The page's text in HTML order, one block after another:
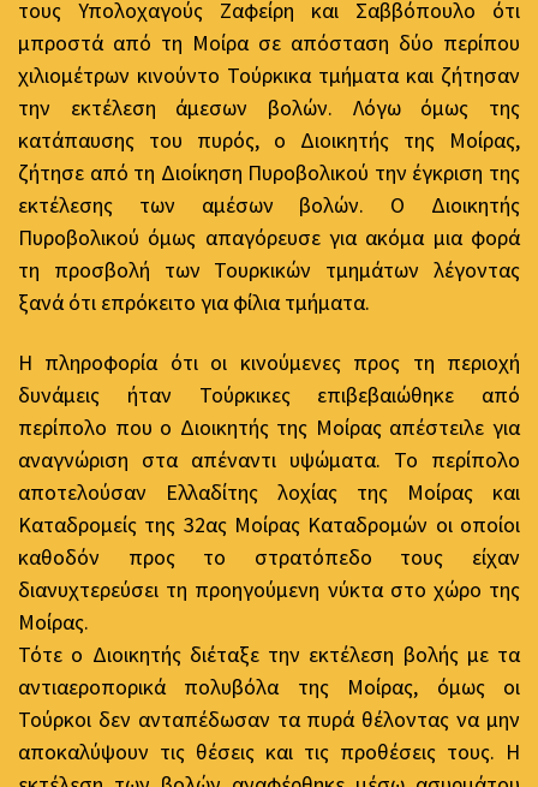
τους Υπολοχαγούς Ζαφείρη και Σαββόπουλο ότι
μπροστά από τη Μοίρα σε απόσταση δύο περίπου
χιλιομέτρων κινούντο Τούρκικα τμήματα και ζήτησαν
την εκτέλεση άμεσων βολών. Λόγω όμως της
κατάπαυσης του πυρός, ο Διοικητής της Μοίρας,
ζήτησε από τη Διοίκηση Πυροβολικού την έγκριση της
εκτέλεσης των αμέσων βολών. Ο Διοικητής
Πυροβολικού όμως απαγόρευσε για ακόμα μια φορά
τη προσβολή των Τουρκικών τμημάτων λέγοντας
ξανά ότι επρόκειτο για φίλια τμήματα.
Η πληροφορία ότι οι κινούμενες προς τη περιοχή
δυνάμεις ήταν Τούρκικες επιβεβαιώθηκε από
περίπολο που ο Διοικητής της Μοίρας απέστειλε για
αναγνώριση στα απέναντι υψώματα. Το περίπολο
αποτελούσαν Ελλαδίτης λοχίας της Μοίρας και
Καταδρομείς της 32ας Μοίρας Καταδρομών οι οποίοι
καθοδόν προς το στρατόπεδο τους είχαν
διανυχτερεύσει τη προηγούμενη νύκτα στο χώρο της
Μοίρας.
Τότε ο Διοικητής διέταξε την εκτέλεση βολής με τα
αντιαεροπορικά πολυβόλα της Μοίρας, όμως οι
Τούρκοι δεν ανταπέδωσαν τα πυρά θέλοντας να μην
αποκαλύψουν τις θέσεις και τις προθέσεις τους. Η